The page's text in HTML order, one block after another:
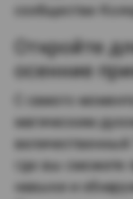
сообществе
Откройте
осенние
С самого
магическим
величественный
где вы сможете
навыки и